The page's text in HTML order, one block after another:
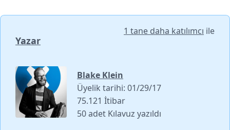
Yazar
1 tane daha katılımcı ile
Blake Klein
Üyelik tarihi: 01/29/17
75.121 İtibar
50 adet Kılavuz yazıldı